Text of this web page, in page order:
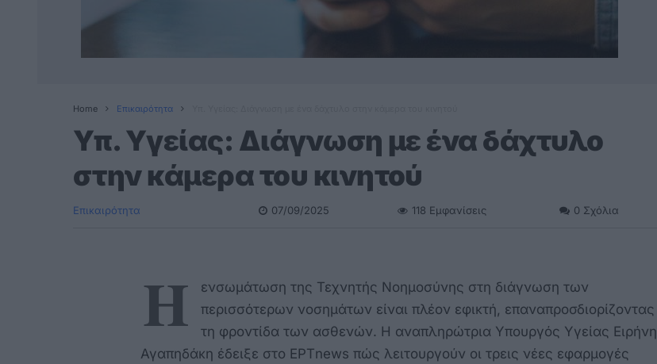
Home Επικαιρότητα
Υπ. Υγείας: Διάγνωση με ένα δάχτυλο
στην κάμερα του κινητού
Επικαιρότητα 07/09/2025 118 Εμφανίσεις 0 Σχόλια
Η
ενσωμάτωση της Τεχνητής Νοημοσύνης στη διάγνωση των
περισσότερων νοσημάτων είναι πλέον εφικτή, επαναπροσδιορίζοντας
τη φροντίδα των ασθενών. Η αναπληρώτρια Υπουργός Υγείας Ειρήνη
Αγαπηδάκη έδειξε στο ΕΡΤnews πώς λειτουργούν οι τρεις νέες εφαρμογές